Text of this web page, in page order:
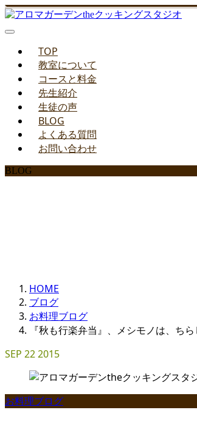
TOP
教室について
コースと料金
先生紹介
生徒の声
BLOG
よくある質問
お問い合わせ
BLOG
HOME
ブログ
お料理ブログ
『秋も行楽弁当』、メシモノは、ち
SEP 222015
お料理ブログ